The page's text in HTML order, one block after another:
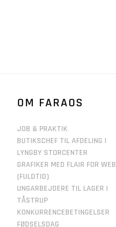
OM FARAOS
JOB & PRAKTIK
BUTIKSCHEF TIL AFDELING I
LYNGBY STORCENTER
GRAFIKER MED FLAIR FOR WEB
(FULDTID)
UNGARBEJDERE TIL LAGER I
TÅSTRUP
KONKURRENCEBETINGELSER
FØDSELSDAG